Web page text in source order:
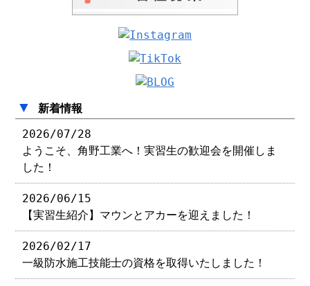
▼ 新着情報
2026/07/28
ようこそ、角野工業へ！実習生の歓迎会を開催しま
した！
2026/06/15
【実習生紹介】マウンとアカーを迎えました！
2026/02/17
一級防水施工技能士の資格を取得いたしました！